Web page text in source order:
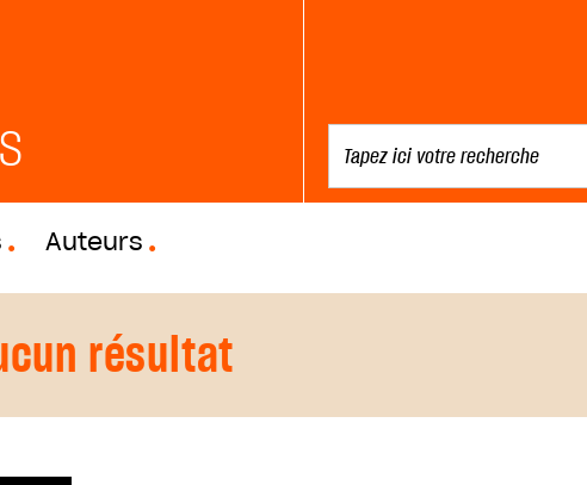
Auteurs
résultat